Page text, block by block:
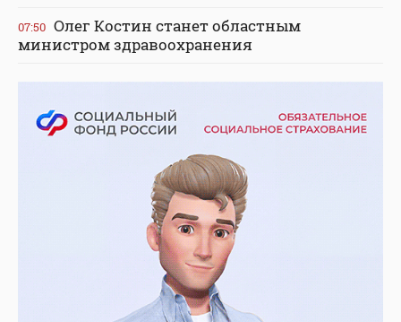
07:50 Олег Костин станет областным
министром здравоохранения